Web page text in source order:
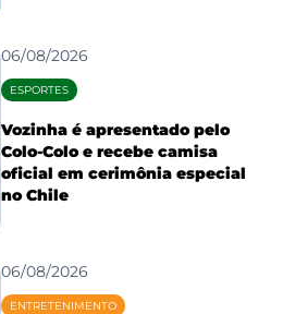
06/08/2026
ESPORTES
Vozinha é apresentado pelo
Colo-Colo e recebe camisa
oficial em cerimônia especial
no Chile
06/08/2026
ENTRETENIMENTO